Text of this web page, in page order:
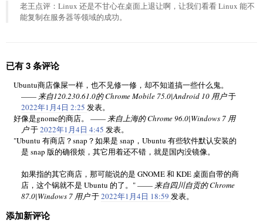
老王点评：Linux 还是不甘心在桌面上退让啊，让我们看看 Linux 能不
能复制在服务器等领域的成功。
已有 3 条评论
Ubuntu商店像屎一样，也不见修一修，却不知道搞一些什么鬼。
—— 来自120.230.61.0的 Chrome Mobile 75.0|Android 10 用户于
2022年1月4日 2:25 发表。
好像是gnome的商店。 —— 来自上海的 Chrome 96.0|Windows 7 用
户于2022年1月4日 4:45 发表。
"Ubuntu 有商店？snap？如果是 snap，Ubuntu 有些软件默认安装的
是 snap 版的确很烦，其它用着还不错，就是国内没镜像。
如果指的其它商店，那可能说的是 GNOME 和 KDE 桌面自带的商
店，这个锅就不是 Ubuntu 的了。" —— 来自四川自贡的 Chrome
87.0|Windows 7 用户于2022年1月4日 18:59 发表。
添加新评论